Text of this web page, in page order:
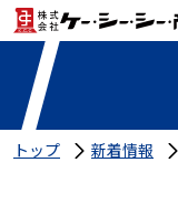
トップ 新着情報